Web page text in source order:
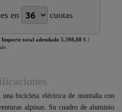
en cuotas
Importe total adeudado 5.398,88 € /
bicicleta eléctrica de montaña con
alpinas. Su cuadro de aluminio